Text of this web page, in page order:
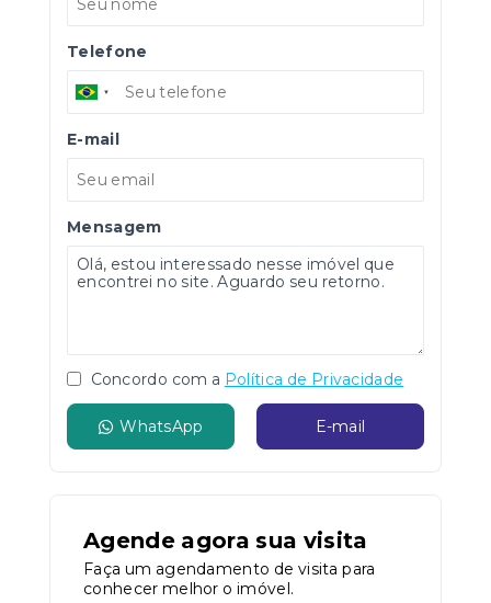
Telefone
E-mail
Mensagem
Concordo com a Política de Privacidade
WhatsApp E-mail
Agende agora sua visita
Faça um agendamento de visita para
conhecer melhor o imóvel.